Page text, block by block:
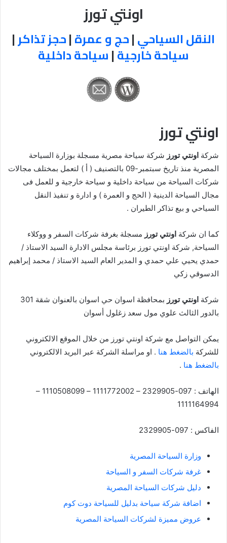
اونتي تورز
النقل السياحي|حج و عمرة|حجز تذاكر|
سياحة خارجية|سياحة داخلية
اونتي تورز
شركة اونتي تورز شركة سياحة مصرية مسجلة بوزارة السياحة
المصرية منذ تاريخ سبتمبر-09 بالتصنيف ( أ ) لتعمل بمختلف مجالات
شركات السياحة من سياحة داخلية و سياحة خارجية و للعمل فى
مجال السياحة الدينية ( الحج و العمرة ) و ادارة و تنفيذ النقل
السياحي و بيع تذاكر الطيران .
كما ان شركة اونتي تورز مسجلة بغرفة شركات السفر و ووكلاء
السياحة, شركة اونتي تورز برئاسة مجلس الادارة السيد الاستاذ /
حمدي يحيي علي حمدي و المدير العام السيد الاستاذ / محمد إبراهيم
الدسوقي زكي
شركة اونتي تورز
بمحافظة اسوان حي اسوان بالعنوان شقة 301
بالدور الثالث علوي مول سعد زغلول أسوان
يمكن التواصل مع شركة اونتي تورز من خلال الموقع الالكتروني
للشركة بالضغط هنا . او مراسلة الشركة عبر البريد الالكتروني
بالضغط هنا .
الهاتف : 097-2329905 – 1111772002 – 1110508099 –
1111164994
الفاكس : 097-2329905
وزارة السياحة المصرية
غرفة شركات السفر و السياحة
دليل شركات السياحة المصرية
اضافة شركة سياحة بدليل للسياحة دوت كوم
عروض مميزة لشركات السياحة المصرية